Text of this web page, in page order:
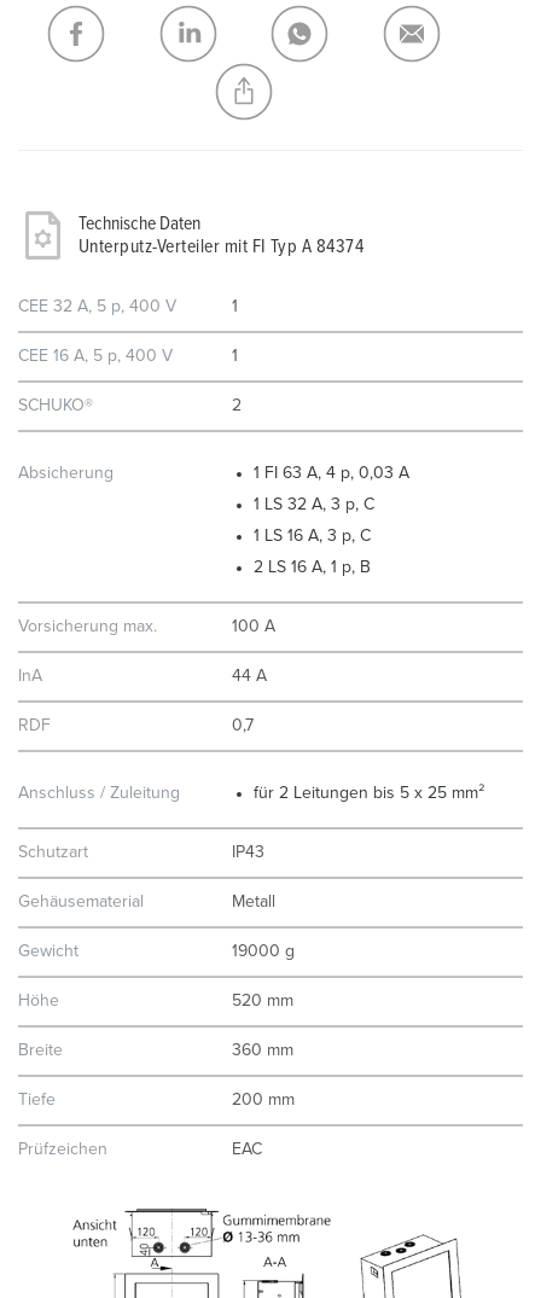
Technische Daten
Unterputz-Verteiler mit FI Typ A 84374
CEE 32 A, 5 p, 400 V 1
CEE 16 A, 5 p, 400 V 1
SCHUKO® 2
Absicherung
1 FI 63 A, 4 p, 0,03 A
1 LS 32 A, 3 p, C
1 LS 16 A, 3 p, C
2 LS 16 A, 1 p, B
Vorsicherung max. 100 A
InA 44 A
RDF 0,7
Anschluss / Zuleitung für 2 Leitungen bis 5 x 25 mm²
Schutzart IP43
Gehäusematerial Metall
Gewicht 19000 g
Höhe 520 mm
Breite 360 mm
Tiefe 200 mm
Prüfzeichen EAC